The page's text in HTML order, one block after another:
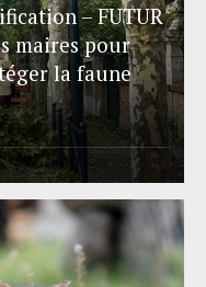
– FUTUR
maires pour
la faune